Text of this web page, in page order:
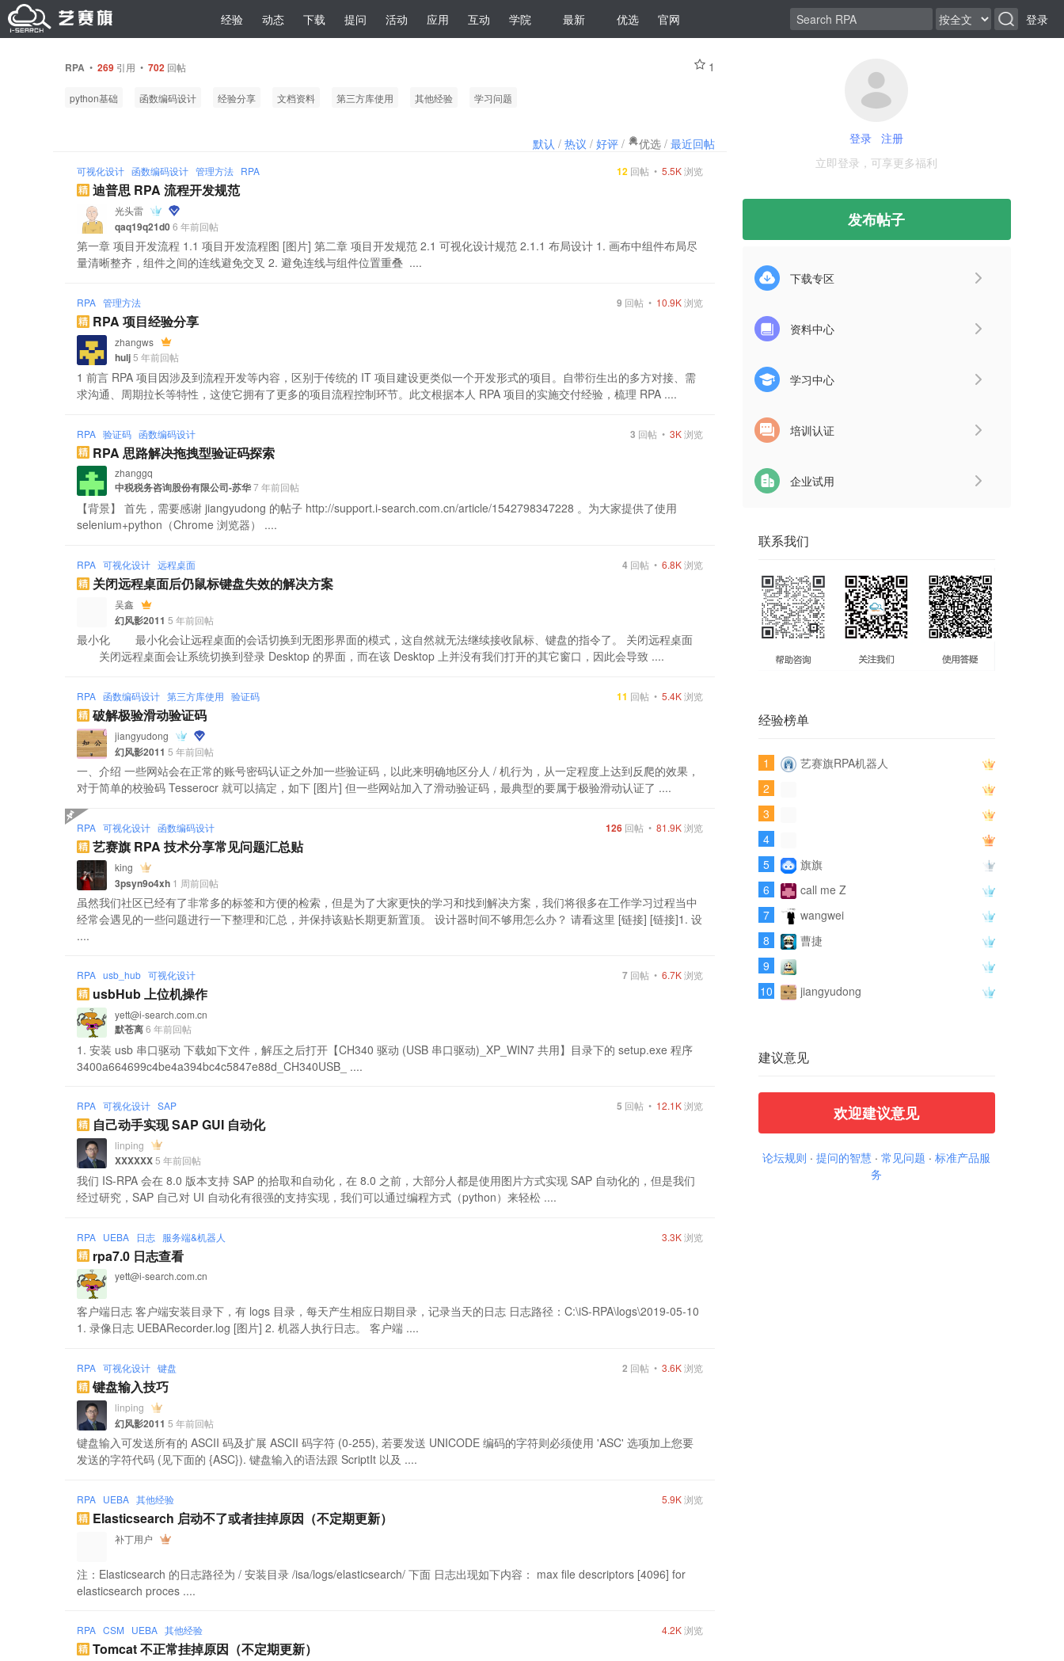
经验 动态 下载 提问 活动 应用 互动 学院 最新 优选 官网 登录
RPA •269 引用 •702 回帖 1
python基础 函数编码设计 经验分享 文档资料 第三方库使用 其他经验 学习问题
默认 /热议 /好评 / 优选 /最近回帖
可视化设计 函数编码设计 管理方法 RPA 12 回帖 •5.5K浏览
迪普思 RPA 流程开发规范
光头雷
qaq19q21d06 年前回帖
第一章 项目开发流程 1.1 项目开发流程图 [图片] 第二章 项目开发规范 2.1 可视化设计规范 2.1.1 布局设计 1. 画布中组件布局尽
量清晰整齐，组件之间的连线避免交叉 2. 避免连线与组件位置重叠 ....
RPA 管理方法 9 回帖 • 10.9K浏览
RPA 项目经验分享
zhangws
hulj5 年前回帖
1 前言 RPA 项目因涉及到流程开发等内容，区别于传统的 IT 项目建设更类似一个开发形式的项目。自带衍生出的多方对接、需
求沟通、周期拉长等特性，这使它拥有了更多的项目流程控制环节。此文根据本人 RPA 项目的实施交付经验，梳理 RPA ....
RPA 验证码 函数编码设计 3 回帖 •3K浏览
RPA 思路解决拖拽型验证码探索
zhanggq
中税税务咨询股份有限公司-苏华7 年前回帖
【背景】 首先，需要感谢 jiangyudong 的帖子 http://support.i-search.com.cn/article/1542798347228 。为大家提供了使用
selenium+python（Chrome 浏览器） ....
RPA 可视化设计 远程桌面 4 回帖 •6.8K浏览
关闭远程桌面后仍鼠标键盘失效的解决方案
吴鑫
幻风影2011 5 年前回帖
最小化 最小化会让远程桌面的会话切换到无图形界面的模式，这自然就无法继续接收鼠标、键盘的指令了。 关闭远程桌面
关闭远程桌面会让系统切换到登录 Desktop 的界面，而在该 Desktop 上并没有我们打开的其它窗口，因此会导致 ....
RPA 函数编码设计 第三方库使用 验证码 11 回帖 •5.4K浏览
破解极验滑动验证码
jiangyudong
幻风影2011 5 年前回帖
一、介绍 一些网站会在正常的账号密码认证之外加一些验证码，以此来明确地区分人 / 机行为，从一定程度上达到反爬的效果，
对于简单的校验码 Tesserocr 就可以搞定，如下 [图片] 但一些网站加入了滑动验证码，最典型的要属于极验滑动认证了 ....
RPA 可视化设计 函数编码设计 126 回帖 •81.9K浏览
艺赛旗 RPA 技术分享常见问题汇总贴
king
3psyn9o4xh 1 周前回帖
虽然我们社区已经有了非常多的标签和方便的检索，但是为了大家更快的学习和找到解决方案，我们将很多在工作学习过程当中
经常会遇见的一些问题进行一下整理和汇总，并保持该贴长期更新置顶。 设计器时间不够用怎么办？ 请看这里 [链接] [链接]1. 设
....
RPA usb_hub 可视化设计 7 回帖 •6.7K浏览
usbHub 上位机操作
yett@i-search.com.cn
默苍离6 年前回帖
1. 安装 usb 串口驱动 下载如下文件，解压之后打开【CH340 驱动 (USB 串口驱动)_XP_WIN7 共用】目录下的 setup.exe 程序
3400a664699c4be4a394bc4c5847e88d_CH340USB_ ....
RPA 可视化设计 SAP 5 回帖 • 12.1K浏览
自己动手实现 SAP GUI 自动化
linping
XXXXXX5 年前回帖
我们 IS-RPA 会在 8.0 版本支持 SAP 的拾取和自动化，在 8.0 之前，大部分人都是使用图片方式实现 SAP 自动化的，但是我们
经过研究，SAP 自己对 UI 自动化有很强的支持实现，我们可以通过编程方式（python）来轻松 ....
RPA UEBA 日志 服务端&机器人 3.3K浏览
rpa7.0 日志查看
yett@i-search.com.cn
客户端日志 客户端安装目录下，有 logs 目录，每天产生相应日期目录，记录当天的日志 日志路径：C:\iS-RPA\logs\2019-05-10
1. 录像日志 UEBARecorder.log [图片] 2. 机器人执行日志。 客户端 ....
RPA 可视化设计 键盘 2 回帖 •3.6K浏览
键盘输入技巧
linping
幻风影2011 5 年前回帖
键盘输入可发送所有的 ASCII 码及扩展 ASCII 码字符 (0-255), 若要发送 UNICODE 编码的字符则必须使用 'ASC' 选项加上您要
发送的字符代码 (见下面的 {ASC}). 键盘输入的语法跟 ScriptIt 以及 ....
RPA UEBA 其他经验 5.9K浏览
Elasticsearch 启动不了或者挂掉原因（不定期更新）
补丁用户
注：Elasticsearch 的日志路径为 / 安装目录 /isa/logs/elasticsearch/ 下面 日志出现如下内容： max file descriptors [4096] for
elasticsearch proces ....
RPA CSM UEBA 其他经验 4.2K浏览
Tomcat 不正常挂掉原因（不定期更新）
登录
注册
立即登录，可享更多福利
发布帖子
下载专区
资料中心
学习中心
培训认证
企业试用
联系我们
经验榜单
1
艺赛旗RPA机器人
2
3
4
5
旗旗
6
call me Z
7
wangwei
8
曹捷
9
10
jiangyudong
建议意见
欢迎建议意见
论坛规则 ·提问的智慧 ·常见问题 ·标准产品服
务